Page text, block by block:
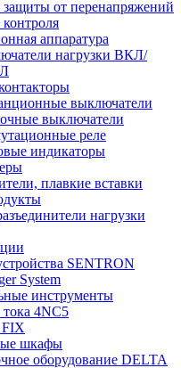
защиты от перенапряжений
контроля
аппаратура
нагрузки ВКЛ/
выключатели
выключатели
реле
индикаторы
плавкие вставки
нагрузки
SENTRON
System
инструменты
4NC5
шкафы
оборудование DELTA